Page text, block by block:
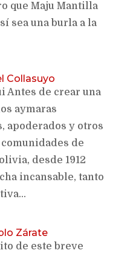
que Maju Mantilla
sea una burla a la
Collasuyo
Antes de crear una
aymaras
apoderados y otros
de
desde 1912
incansable, tanto
Zárate
de este breve